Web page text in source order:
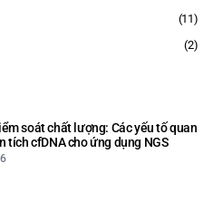
(11)
(2)
soát chất lượng: Các yếu tố quan
tích cfDNA cho ứng dụng NGS